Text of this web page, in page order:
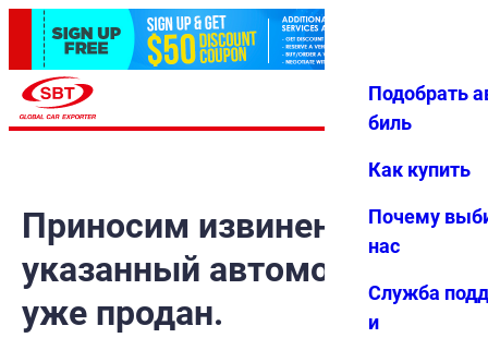
Избранн
Меню
Подобрать
биль
Как купить
Почему
нас
Служба
и
Приносим извинения, но
указанный автомобиль
уже продан.